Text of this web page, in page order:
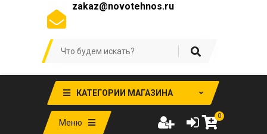
zakaz@novotehnos.ru
КАТЕГОРИИ МАГАЗИНА
Меню
0